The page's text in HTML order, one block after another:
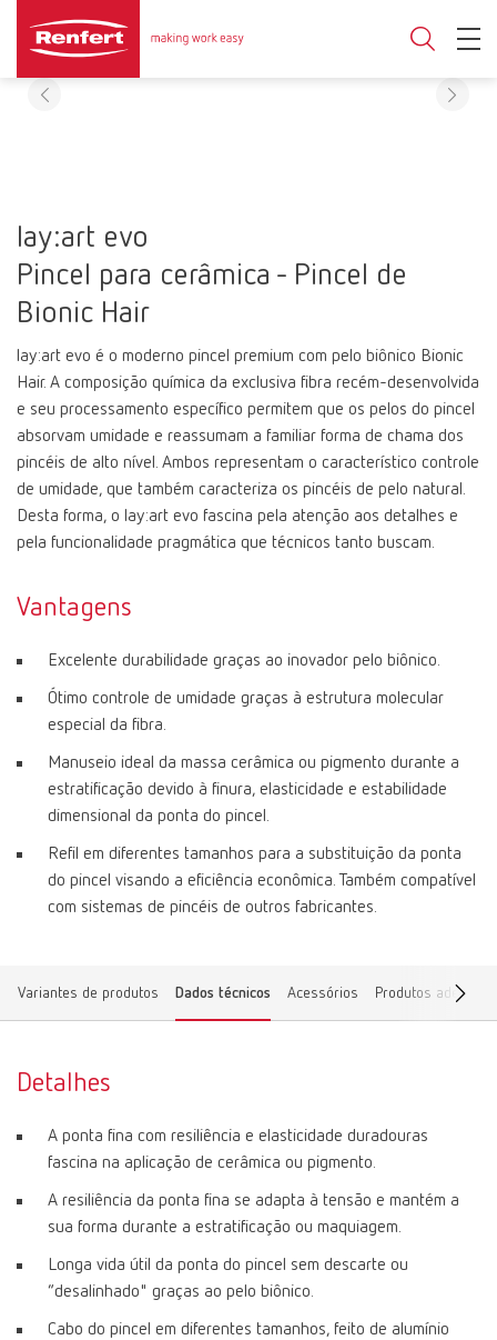
lay:art evo
Pincel para cerâmica - Pincel de
Bionic Hair
lay:art evo é o moderno pincel premium com pelo biônico Bionic
Hair. A composição química da exclusiva fibra recém-desenvolvida
e seu processamento específico permitem que os pelos do pincel
absorvam umidade e reassumam a familiar forma de chama dos
pincéis de alto nível. Ambos representam o característico controle
de umidade, que também caracteriza os pincéis de pelo natural.
Desta forma, o lay:art evo fascina pela atenção aos detalhes e
pela funcionalidade pragmática que técnicos tanto buscam.
Vantagens
Excelente durabilidade graças ao inovador pelo biônico.
Ótimo controle de umidade graças à estrutura molecular
especial da fibra.
Manuseio ideal da massa cerâmica ou pigmento durante a
estratificação devido à finura, elasticidade e estabilidade
dimensional da ponta do pincel.
Refil em diferentes tamanhos para a substituição da ponta
do pincel visando a eficiência econômica. Também compatível
com sistemas de pincéis de outros fabricantes.
Variantes de produtos Dados técnicos Acessórios Produtos
Detalhes
A ponta fina com resiliência e elasticidade duradouras
fascina na aplicação de cerâmica ou pigmento.
A resiliência da ponta fina se adapta à tensão e mantém a
sua forma durante a estratificação ou maquiagem.
Longa vida útil da ponta do pincel sem descarte ou
“desalinhado" graças ao pelo biônico.
Cabo do pincel em diferentes tamanhos, feito de alumínio